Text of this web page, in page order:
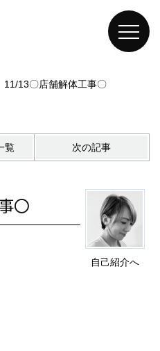
11/13〇店舗解体工事〇
覧 次の記事
自己紹介へ
〇